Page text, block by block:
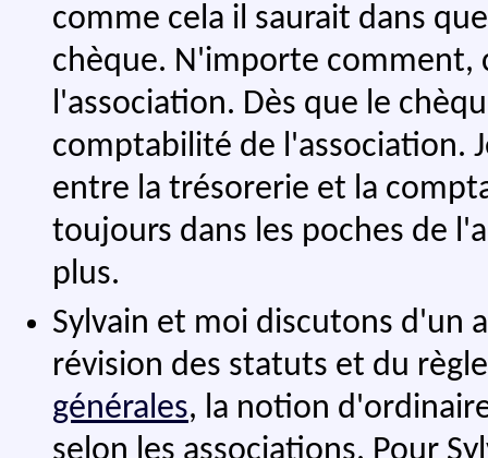
comme cela il saurait dans
chèque. N'importe comment,
l'association. Dès que le
comptabilité de l'association.
entre la trésorerie et la
toujours dans les poches de
plus.
Sylvain et moi discutons d'un
révision des statuts et du
générales, la notion